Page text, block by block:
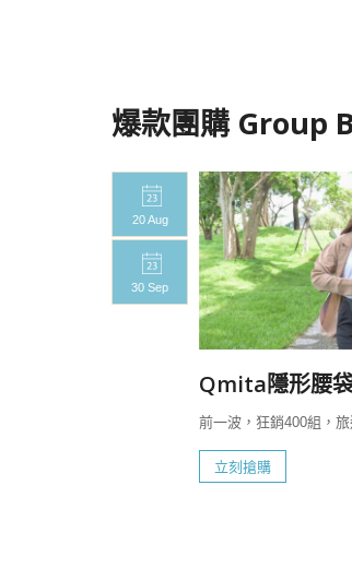
爆款團購 Group
20 Aug
30 Sep
Qmita隱形腰
前一波，狂銷400組，
立刻搶購